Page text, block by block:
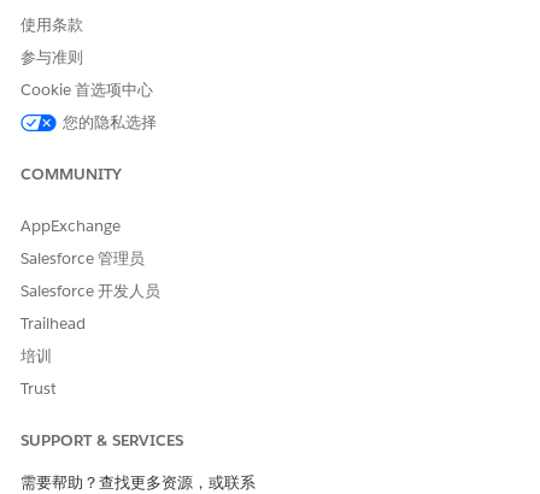
备注编辑对行动计划任务（主题、优先级、状态和 DueDate）
和行动计划模板任务（主题、优先级、DaysToComplete 和必
需）的默认字段可用。对于自定义字段，支持的数据类型是文
本、布尔值和选项列表（单选）
备注您最多可以向行动计划模板添加 100 个任务或其他项目。
打开要编辑任务字段的行动计划或行动计划模板。
在行动计划任务列表组件中，单击
单击要编辑的任务字段旁边的铅笔图标。
使用条款
参与准则
Cookie 首选项中心
您的隐私选择
COMMUNITY
AppExchange
Salesforce 管理员
Salesforce 开发人员
Trailhead
培训
Trust
SUPPORT & SERVICES
需要帮助？查找更多资源，或联系